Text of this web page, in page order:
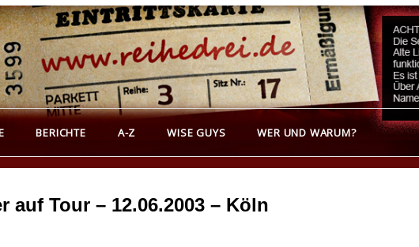
über Groß- und Kleinkunst
BERICHTE A-Z WISE GUYS WER UND WARUM?
auf Tour – 12.06.2003 – Köln